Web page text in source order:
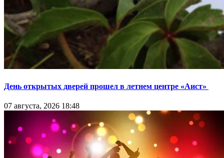
День открытых дверей прошел в летнем центре «Аист»
07 августа, 2026 18:48